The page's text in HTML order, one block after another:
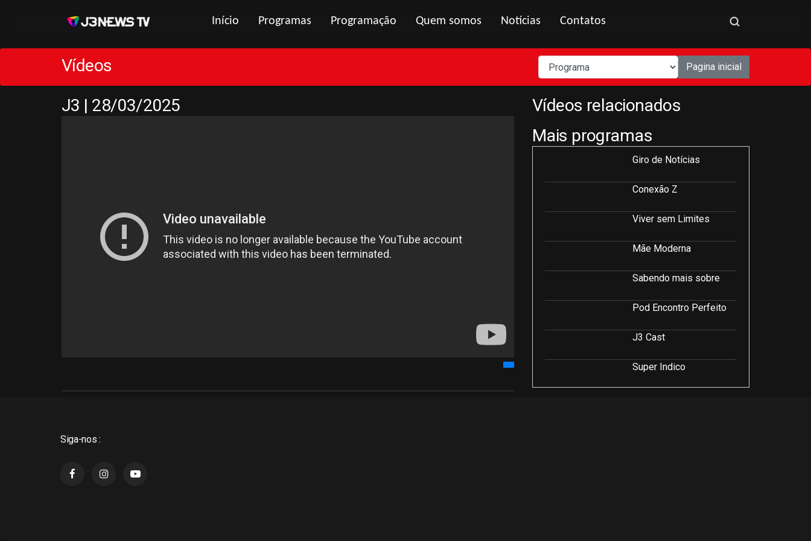
Início Programas Programação Quem somos Notícias Contatos
Vídeos Pagina inicial
J3 | 28/03/2025
Vídeos relacionados
Mais programas
Giro de Notícias
Conexão Z
Viver sem Limites
Mãe Moderna
Sabendo mais sobre
Pod Encontro Perfeito
J3 Cast
Super Indico
Siga-nos :